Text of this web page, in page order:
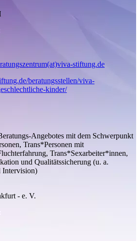
stiftung.de
beratungsstellen/viva-
kinder/
Angebotes mit dem Schwerpunkt
Trans*Personen mit
Trans*Sexarbeiter*innen,
und Qualitätssicherung (u. a.
Intervision)
- e. V.